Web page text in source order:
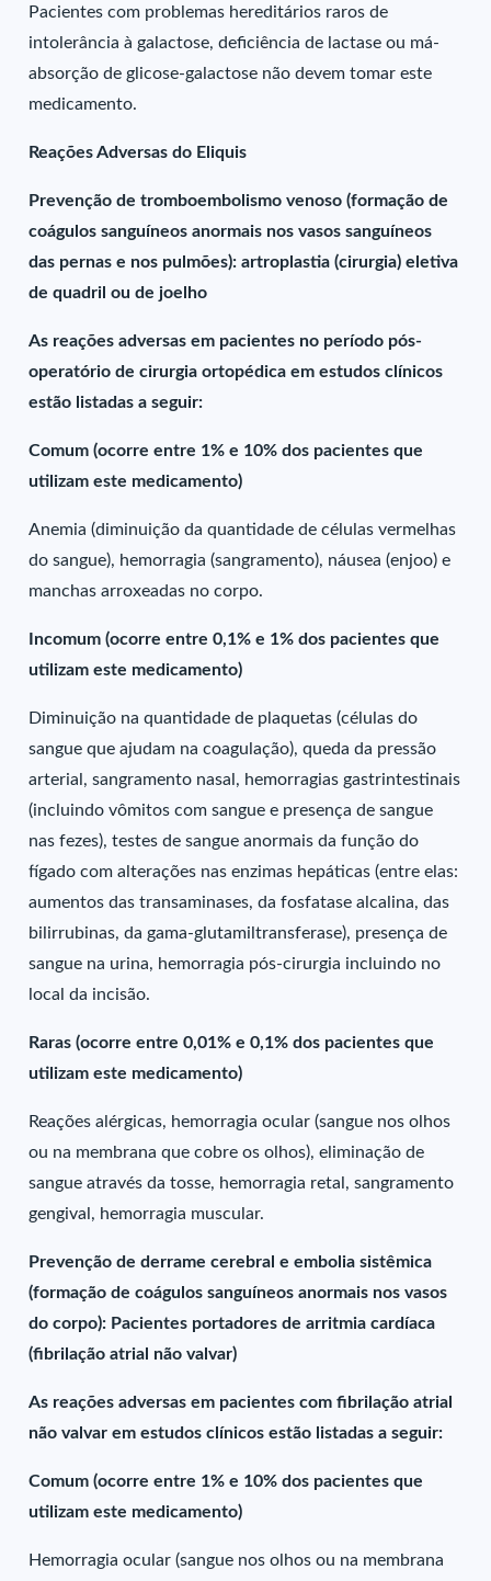
Pacientes com problemas hereditários raros de
intolerância à galactose, deficiência de lactase ou má-
absorção de glicose-galactose não devem tomar este
medicamento.
Reações Adversas do Eliquis
Prevenção de tromboembolismo venoso (formação de
coágulos sanguíneos anormais nos vasos sanguíneos
das pernas e nos pulmões): artroplastia (cirurgia) eletiva
de quadril ou de joelho
As reações adversas em pacientes no período pós-
operatório de cirurgia ortopédica em estudos clínicos
estão listadas a seguir:
Comum (ocorre entre 1% e 10% dos pacientes que
utilizam este medicamento)
Anemia (diminuição da quantidade de células vermelhas
do sangue), hemorragia (sangramento), náusea (enjoo) e
manchas arroxeadas no corpo.
Incomum (ocorre entre 0,1% e 1% dos pacientes que
utilizam este medicamento)
Diminuição na quantidade de plaquetas (células do
sangue que ajudam na coagulação), queda da pressão
arterial, sangramento nasal, hemorragias gastrintestinais
(incluindo vômitos com sangue e presença de sangue
nas fezes), testes de sangue anormais da função do
fígado com alterações nas enzimas hepáticas (entre elas:
aumentos das transaminases, da fosfatase alcalina, das
bilirrubinas, da gama-glutamiltransferase), presença de
sangue na urina, hemorragia pós-cirurgia incluindo no
local da incisão.
Raras (ocorre entre 0,01% e 0,1% dos pacientes que
utilizam este medicamento)
Reações alérgicas, hemorragia ocular (sangue nos olhos
ou na membrana que cobre os olhos), eliminação de
sangue através da tosse, hemorragia retal, sangramento
gengival, hemorragia muscular.
Prevenção de derrame cerebral e embolia sistêmica
(formação de coágulos sanguíneos anormais nos vasos
do corpo): Pacientes portadores de arritmia cardíaca
(fibrilação atrial não valvar)
As reações adversas em pacientes com fibrilação atrial
não valvar em estudos clínicos estão listadas a seguir:
Comum (ocorre entre 1% e 10% dos pacientes que
utilizam este medicamento)
Hemorragia ocular (sangue nos olhos ou na membrana